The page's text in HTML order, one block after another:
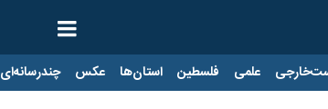
علمی فلسطین استان‌ها عکس چندرسانه‌ای